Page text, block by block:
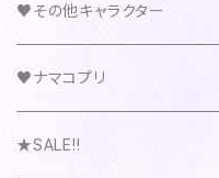
♥その他キャラクター
♥ナマコプリ
★SALE!!